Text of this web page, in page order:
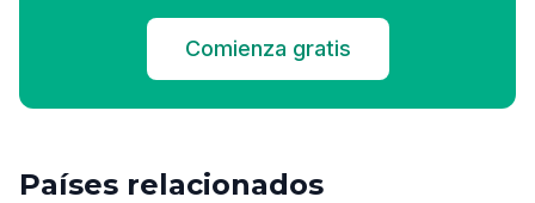
Comienza gratis
Países relacionados